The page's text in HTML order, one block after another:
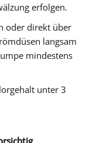
erfolgen.
oder direkt über
langsam
mindestens
unter 3